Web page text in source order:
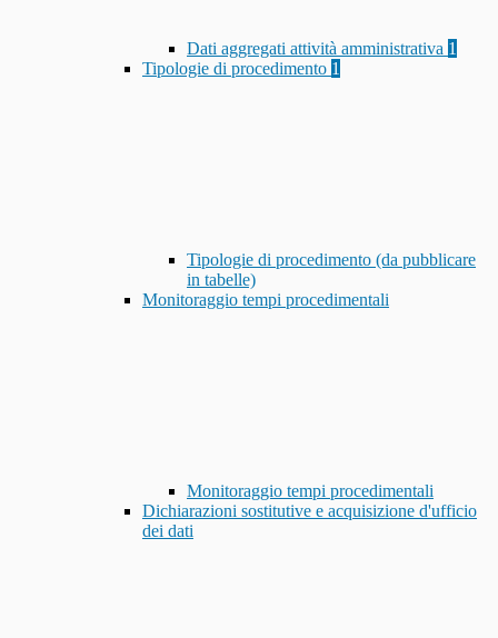
Dati aggregati attività amministrativa 1
Tipologie di procedimento 1
Tipologie di procedimento (da pubblicare
in tabelle)
Monitoraggio tempi procedimentali
Monitoraggio tempi procedimentali
Dichiarazioni sostitutive e acquisizione d'ufficio
dei dati